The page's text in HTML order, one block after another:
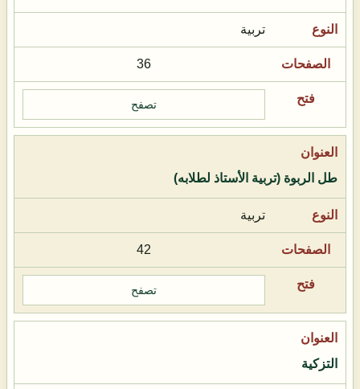
تربية
36
تصفح
طل الربوة (تربية الأستاذ لطلابه)
تربية
42
تصفح
التزكية